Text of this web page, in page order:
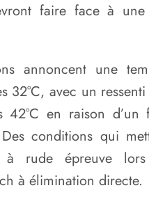
faire face à
annoncent une
32°C, avec un
42°C en raison d’un
conditions qui
à rude épreuve
à élimination directe.